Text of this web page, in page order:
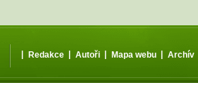
Redakce Autoři Mapa webu Archív